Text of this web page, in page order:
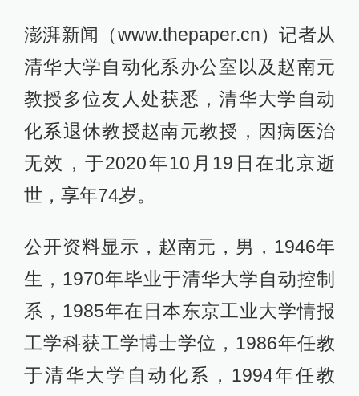
澎湃新闻（www.thepaper.cn）记者从
清华大学自动化系办公室以及赵南元
教授多位友人处获悉，清华大学自动
化系退休教授赵南元教授，因病医治
无效，于2020年10月19日在北京逝
世，享年74岁。
公开资料显示，赵南元，男，1946年
生，1970年毕业于清华大学自动控制
系，1985年在日本东京工业大学情报
工学科获工学博士学位，1986年任教
于清华大学自动化系，1994年任教